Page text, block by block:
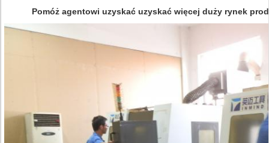
Pomóż agentowi uzyskać uzyskać więcej duży rynek